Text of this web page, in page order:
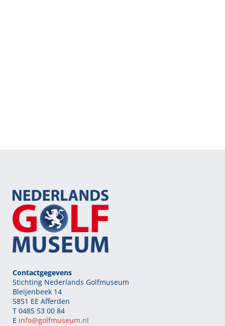
Contactgegevens
Stichting Nederlands Golfmuseum
Bleijenbeek 14
5851 EE Afferden
T 0485 53 00 84
E info@golfmuseum.nl